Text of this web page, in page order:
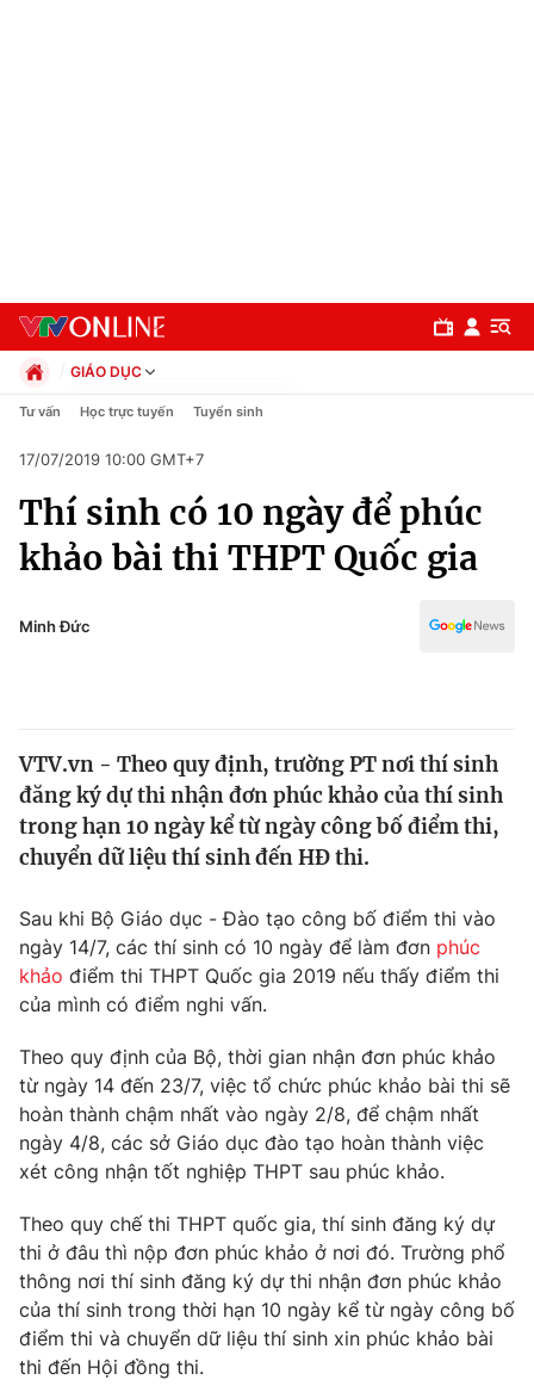
Chuyên mục
Chính trị
Thế giới
Tin tức
Thế giới đó đây
Câu chuyện quốc tế
Tài chính
Thị trường
Dữ liệu và đời sống
Phim VTV
Hậu trường
Nhân vật
Khán giả
Giải sao mai
Giải trí
Điện ảnh
Sao
Đời sống
Du lịch
Làm đẹp
Chất lượng cuộc sống
Giáo dục
Tuyển sinh
Học trực tuyến
Công nghệ
Hitech Công nghệ tương lai
Giao lưu trực tuyến
GIÁO DỤC
Chính trị
Pháp luật
Kinh tế
Thể thao
Truyền hình
Y tế
Tư vấn Học trực tuyến Tuyển sinh
17/07/2019 10:00 GMT+7
Thí sinh có 10 ngày để phúc
khảo bài thi THPT Quốc gia
Minh Đức
VTV.vn - Theo quy định, trường PT nơi thí sinh
đăng ký dự thi nhận đơn phúc khảo của thí sinh
trong hạn 10 ngày kể từ ngày công bố điểm thi,
chuyển dữ liệu thí sinh đến HĐ thi.
Sau khi Bộ Giáo dục - Đào tạo công bố điểm thi vào
ngày 14/7, các thí sinh có 10 ngày để làm đơn phúc
khảo điểm thi THPT Quốc gia 2019 nếu thấy điểm thi
của mình có điểm nghi vấn.
Theo quy định của Bộ, thời gian nhận đơn phúc khảo
từ ngày 14 đến 23/7, việc tổ chức phúc khảo bài thi sẽ
hoàn thành chậm nhất vào ngày 2/8, để chậm nhất
ngày 4/8, các sở Giáo dục đào tạo hoàn thành việc
xét công nhận tốt nghiệp THPT sau phúc khảo.
Theo quy chế thi THPT quốc gia, thí sinh đăng ký dự
thi ở đâu thì nộp đơn phúc khảo ở nơi đó. Trường phổ
thông nơi thí sinh đăng ký dự thi nhận đơn phúc khảo
của thí sinh trong thời hạn 10 ngày kể từ ngày công bố
điểm thi và chuyển dữ liệu thí sinh xin phúc khảo bài
thi đến Hội đồng thi.